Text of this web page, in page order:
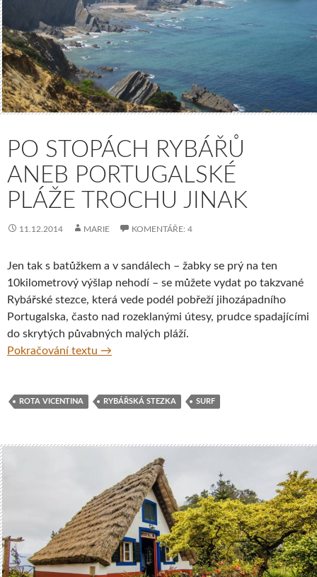
PO STOPÁCH RYBÁŘŮ
ANEB PORTUGALSKÉ
PLÁŽE TROCHU JINAK
11.12.2014 MARIE KOMENTÁŘE: 4
Jen tak s batůžkem a v sandálech – žabky se prý na ten
10kilometrový výšlap nehodí – se můžete vydat po takzvané
Rybářské stezce, která vede podél pobřeží jihozápadního
Portugalska, často nad rozeklanými útesy, prudce spadajícími
do skrytých půvabných malých pláží.
Pokračování textu Po stopách rybářů aneb portugalské pláže
→
ROTA VICENTINA RYBÁŘSKÁ STEZKA SURF